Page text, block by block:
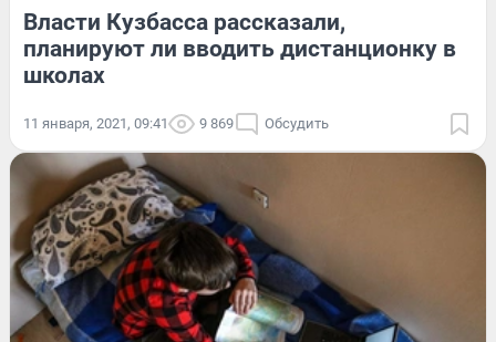
Власти Кузбасса рассказали,
планируют ли вводить дистанционку в
школах
11 января, 2021, 09:41 9 869 Обсудить